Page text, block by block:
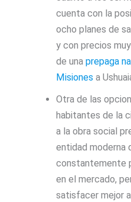
cuenta con la
ocho planes de
y con precios
de una prepaga
Misiones a
Otra de las
habitantes de la
a la obra social
entidad moderna
constantemente
en el mercado,
satisfacer mejor